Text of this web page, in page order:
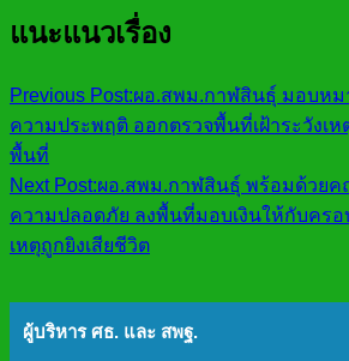
แนะแนวเรื่อง
Previous Post:ผอ.สพม.กาฬสินธ์ุ มอบหม
ความประพฤติ ออกตรวจพื้นที่เฝ้าระวังเ
พื้นที่
Next Post:ผอ.สพม.กาฬสินธ์ุ พร้อมด้วยค
ความปลอดภัย ลงพื้นที่มอบเงินให้กับครอ
เหตุถูกยิงเสียชีวิต
ผู้บริหาร ศธ. และ สพฐ.